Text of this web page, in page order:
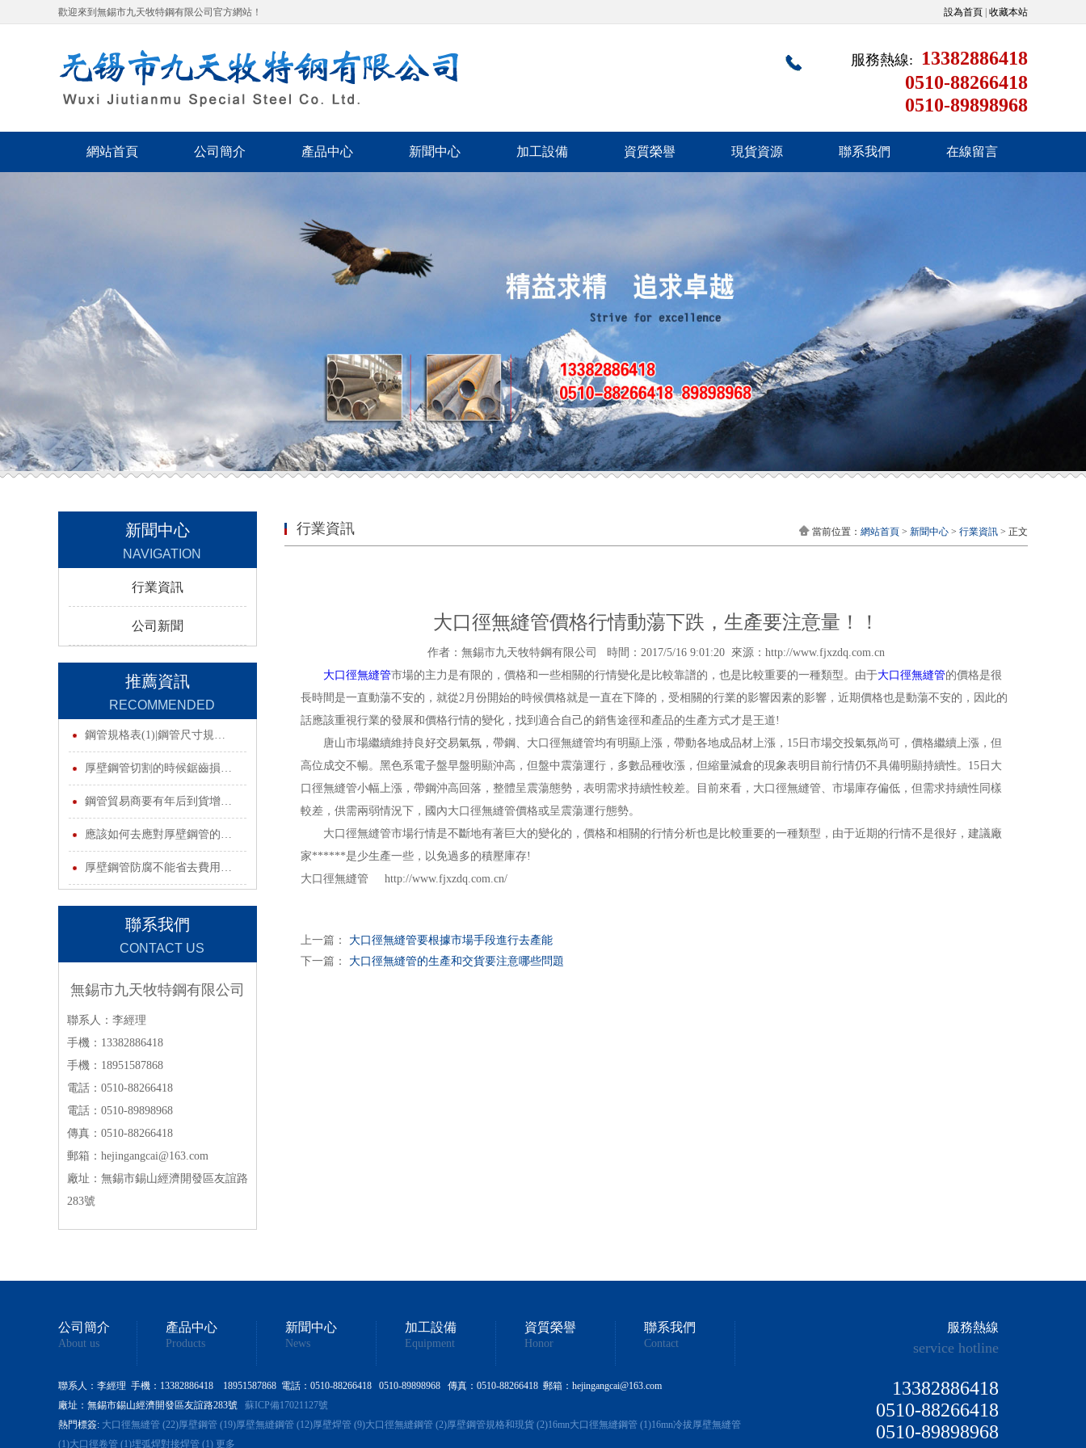
歡迎來到無錫市九天牧特鋼有限公司官方網站！ 設為首頁 收藏本站
服務熱線:
13382886418
0510-88266418
0510-89898968
網站首頁 公司簡介 產品中心 新聞中心 加工設備 資質榮譽 現貨資源 聯系我們 在線留言
新聞中心
NAVIGATION
行業資訊
公司新聞
推薦資訊
RECOMMENDED
INFORMATION
鋼管規格表(1)|鋼管尺寸規…
厚壁鋼管切割的時候鋸齒損…
鋼管貿易商要有年后到貨增…
應該如何去應對厚壁鋼管的…
厚壁鋼管防腐不能省去費用…
聯系我們
CONTACT US
無錫市九天牧特鋼有限公司
聯系人：李經理
手機：13382886418
手機：18951587868
電話：0510-88266418
電話：0510-89898968
傳真：0510-88266418
郵箱：hejingangcai@163.com
廠址：無錫市錫山經濟開發區友誼路
283號
行業資訊 當前位置： 網站首頁 > 新聞中心 > 行業資訊 > 正文
大口徑無縫管價格行情動蕩下跌，生產要注意量！！
作者：無錫市九天牧特鋼有限公司 時間：2017/5/16 9:01:20 來源：http://www.fjxzdq.com.cn
大口徑無縫管市場的主力是有限的，價格和一些相關的行情變化是比較靠譜的，也是比較重要的一種類型。由于大口徑無縫管的價格是很
長時間是一直動蕩不安的，就從2月份開始的時候價格就是一直在下降的，受相關的行業的影響因素的影響，近期價格也是動蕩不安的，因此的
話應該重視行業的發展和價格行情的變化，找到適合自己的銷售途徑和產品的生產方式才是王道!
唐山市場繼續維持良好交易氣氛，帶鋼、大口徑無縫管均有明顯上漲，帶動各地成品材上漲，15日市場交投氣氛尚可，價格繼續上漲，但
高位成交不暢。黑色系電子盤早盤明顯沖高，但盤中震蕩運行，多數品種收漲，但縮量減倉的現象表明目前行情仍不具備明顯持續性。15日大
口徑無縫管小幅上漲，帶鋼沖高回落，整體呈震蕩態勢，表明需求持續性較差。目前來看，大口徑無縫管、市場庫存偏低，但需求持續性同樣
較差，供需兩弱情況下，國內大口徑無縫管價格或呈震蕩運行態勢。
大口徑無縫管市場行情是不斷地有著巨大的變化的，價格和相關的行情分析也是比較重要的一種類型，由于近期的行情不是很好，建議廠
家******是少生產一些，以免過多的積壓庫存!
大口徑無縫管 http://www.fjxzdq.com.cn/
上一篇： 大口徑無縫管要根據市場手段進行去產能
下一篇： 大口徑無縫管的生產和交貨要注意哪些問題
公司簡介
About us
產品中心
Products
新聞中心
News
加工設備
Equipment
資質榮譽
Honor
聯系我們
Contact
聯系人：李經理 手機：13382886418 18951587868 電話：0510-88266418 0510-89898968 傳真：0510-88266418 郵箱：hejingangcai@163.com
廠址：無錫市錫山經濟開發區友誼路283號 蘇ICP備17021127號
熱門標簽: 大口徑無縫管 (22)厚壁鋼管 (19)厚壁無縫鋼管 (12)厚壁焊管 (9)大口徑無縫鋼管 (2)厚壁鋼管規格和現貨 (2)16mn大口徑無縫鋼管 (1)16mn冷拔厚壁無縫管
(1)大口徑卷管 (1)埋弧焊對接焊管 (1) 更多
服務熱線
service hotline
13382886418
0510-88266418
0510-89898968